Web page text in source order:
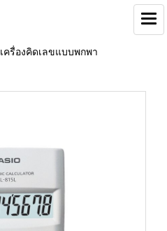
เครื่องคิดเลขแบบพกพา